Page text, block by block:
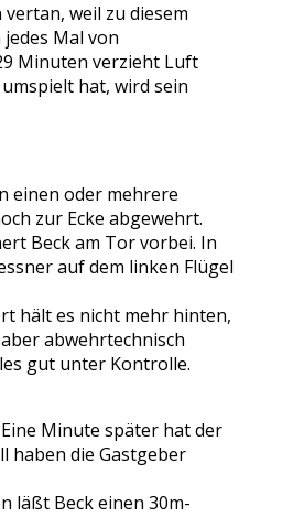
weil zu diesem
Mal von
Minuten verzieht Luft
hat, wird sein
einen oder mehrere
zur Ecke abgewehrt.
Beck am Tor vorbei. In
auf dem linken Flügel
hält es nicht mehr hinten,
abwehrtechnisch
gut unter Kontrolle.
Minute später hat der
haben die Gastgeber
läßt Beck einen 30m-